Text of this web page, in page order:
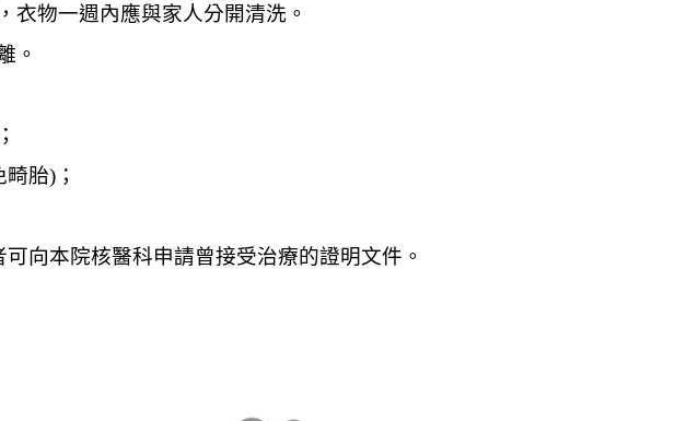
衣物一週內應與家人分開清洗。
。
畸胎)；
向本院核醫科申請曾接受治療的證明文件。